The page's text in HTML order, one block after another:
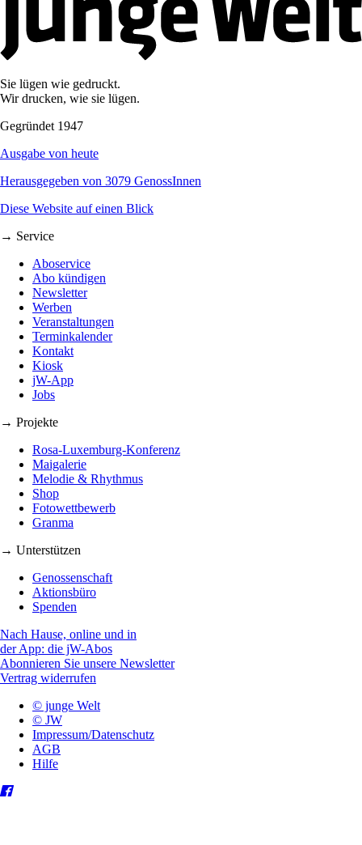
Sie lügen wie gedruckt.
Wir drucken, wie sie lügen.
Gegründet 1947
Ausgabe von heute
Herausgegeben von 3079 GenossInnen
Diese Website auf einen Blick
→ Service
Aboservice
Abo kündigen
Newsletter
Werben
Veranstaltungen
Terminkalender
Kontakt
Kiosk
jW-App
Jobs
→ Projekte
Rosa-Luxemburg-Konferenz
Maigalerie
Melodie & Rhythmus
Shop
Fotowettbewerb
Granma
→ Unterstützen
Genossenschaft
Aktionsbüro
Spenden
Nach Hause, online und in
der App: die jW-Abos
Abonnieren Sie unsere Newsletter
Vertrag widerrufen
© junge Welt
© JW
Impressum/Datenschutz
AGB
Hilfe